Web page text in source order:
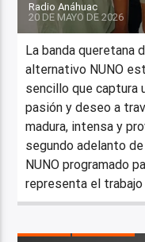
Radio Anáhuac
20 DE MAYO DE 2026
La banda queretana
alternativo NUNO
sencillo que captura
pasión y deseo a
madura, intensa y
segundo adelanto
NUNO programado
representa el